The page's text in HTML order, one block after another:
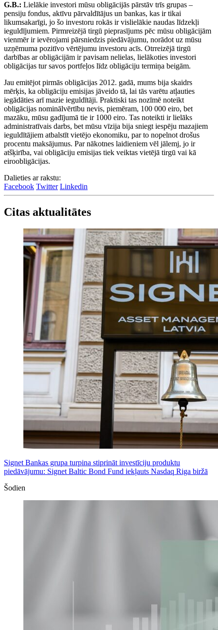
G.B.: Lielākie investori mūsu obligācijās pārstāv trīs grupas –
pensiju fondus, aktīvu pārvaldītājus un bankas, kas ir tikai
likumsakarīgi, jo šo investoru rokās ir vislielākie naudas līdzekļi
ieguldījumiem. Pirmreizējā tirgū pieprasījums pēc mūsu obligācijām
vienmēr ir ievērojami pārsniedzis piedāvājumu, norādot uz mūsu
uzņēmuma pozitīvo vērtējumu investoru acīs. Otrreizējā tirgū
darbības ar obligācijām ir pavisam nelielas, lielākoties investori
obligācijas tur savos portfeļos līdz obligāciju termiņa beigām.
Jau emitējot pirmās obligācijas 2012. gadā, mums bija skaidrs
mērķis, ka obligāciju emisijas jāveido tā, lai tās varētu atļauties
iegādāties arī mazie ieguldītāji. Praktiski tas nozīmē noteikt
obligācijas nominālvērtību nevis, piemēram, 100 000 eiro, bet
mazāku, mūsu gadījumā tie ir 1000 eiro. Tas noteikti ir lielāks
administratīvais darbs, bet mūsu vīzija bija sniegt iespēju mazajiem
ieguldītājiem atbalstīt vietējo ekonomiku, par to nopelnot drošus
procentu maksājumus. Par nākotnes laidieniem vēl jālemj, jo ir
atšķirība, vai obligāciju emisijas tiek veiktas vietējā tirgū vai kā
eiroobligācijas.
Dalieties ar rakstu:
Facebook Twitter Linkedin
Citas aktualitātes
Signet Bankas grupa turpina stiprināt investīciju produktu
piedāvājumu: Signet Baltic Bond Fund iekļauts Nasdaq Riga biržā
Šodien